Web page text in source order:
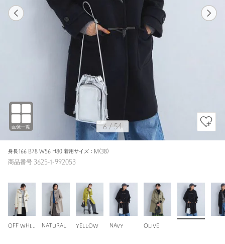
身長166 B78 W56 H80 着用サイズ：M(38)
6 / 54
商品番号 3625-1-992053
NATURAL YELLOW NAVY OLIVE
OFF WHITE